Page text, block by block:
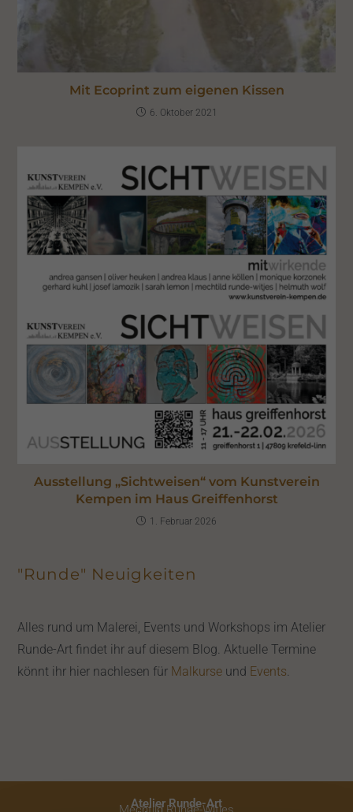
Mit Ecoprint zum eigenen Kissen
6. Oktober 2021
Ausstellung „Sichtweisen“ vom Kunstverein
Kempen im Haus Greiffenhorst
1. Februar 2026
"Runde" Neuigkeiten
Alles rund um Malerei, Events und Workshops im Atelier
Runde-Art findet ihr auf diesem Blog. Aktuelle Termine
könnt ihr hier nachlesen für Malkurse und Events.
Atelier Runde-Art